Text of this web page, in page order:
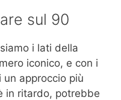
sul 90
i lati della
iconico, e con i
approccio più
in ritardo, potrebbe